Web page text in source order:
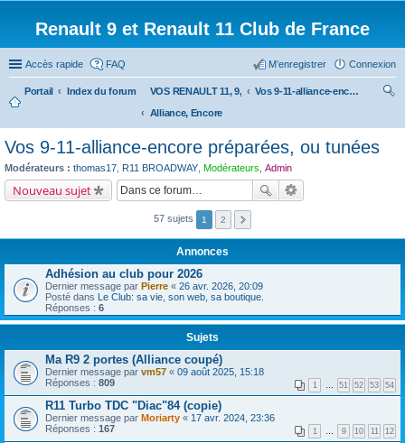
Renault 9 et Renault 11 Club de France
Accès rapide FAQ Connexion
M’enregistrer
Portail Index du forum
VOS RENAULT 11, 9,
Alliance, Encore
Vos 9-11-alliance-encore préparées, ou tunées
Vos 9-11-alliance-encore préparées, ou tunées
Modérateurs : thomas17 R11 BROADWAY Modérateurs Admin
Nouveau sujet
57 sujets 1 2
Annonces
Adhésion au club pour 2026
Dernier message par Pierre « 26 avr. 2026, 20:09
Posté dans Le Club: sa vie, son web, sa boutique.
Réponses : 6
Sujets
Ma R9 2 portes (Alliance coupé)
Dernier message par vm57 « 09 août 2025, 15:18
Réponses : 809 1 51 52 53 54
R11 Turbo TDC "Diac"84 (copie)
Dernier message par Moriarty « 17 avr. 2024, 23:36
Réponses : 167 1 9 10 11 12